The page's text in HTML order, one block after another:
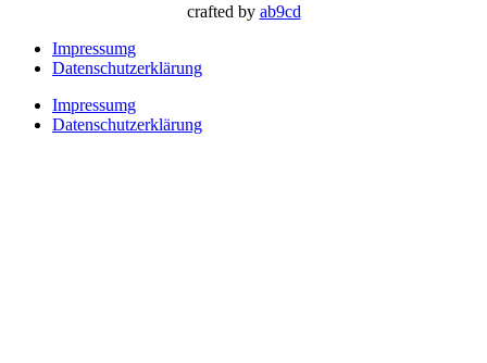
crafted by ab9cd
Impressumg
Datenschutzerklärung
Impressumg
Datenschutzerklärung